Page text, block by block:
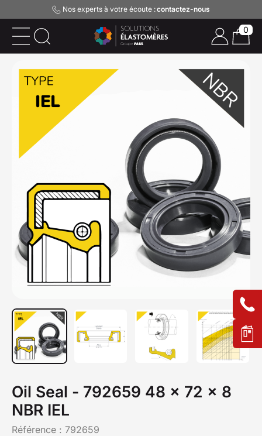
Nos experts à votre écoute :contactez-nous
Oil Seal - 792659 48 x 72 x 8
NBR IEL
Référence : 792659
0